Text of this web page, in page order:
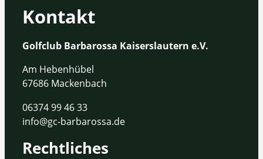
Kontakt
Golfclub Barbarossa Kaiserslautern e.V.
Am Hebenhübel
67686 Mackenbach
06374 99 46 33
info@gc-barbarossa.de
Rechtliches